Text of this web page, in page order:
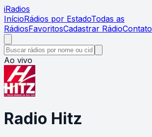
iRadios
InícioRádios por EstadoTodas as
RádiosFavoritosCadastrar RádioContato
Ao vivo
Radio Hitz